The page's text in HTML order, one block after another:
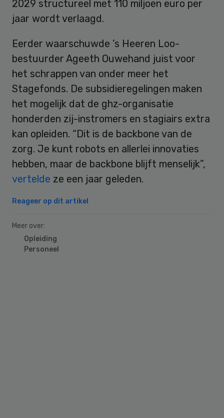
2029 structureel met 110 miljoen euro per
jaar wordt verlaagd.
Eerder waarschuwde ’s Heeren Loo-
bestuurder Ageeth Ouwehand juist voor
het schrappen van onder meer het
Stagefonds. De subsidieregelingen maken
het mogelijk dat de ghz-organisatie
honderden zij-instromers en stagiairs extra
kan opleiden. “Dit is de backbone van de
zorg. Je kunt robots en allerlei innovaties
hebben, maar de backbone blijft menselijk”,
vertelde ze een jaar geleden.
Reageer op dit artikel
Meer over:
Opleiding
Personeel